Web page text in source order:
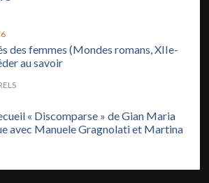
des femmes (Mondes romans, XIIe-
au savoir
« Discomparse » de Gian Maria
avec Manuele Gragnolati et Martina